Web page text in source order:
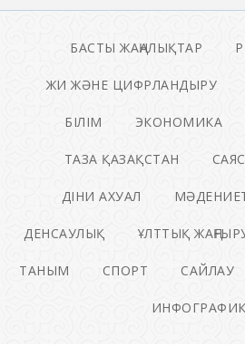
БАСТЫ ЖАҢАЛЫҚТАР
ЖИ ЖӘНЕ ЦИФРЛАНДЫРУ
БІЛІМ ЭКОНОМИКА
ТАЗА ҚАЗАҚСТАН
ДІНИ АХУАЛ
ДЕНСАУЛЫҚ ҰЛТТЫҚ
ТАНЫМ СПОРТ САЙЛАУ